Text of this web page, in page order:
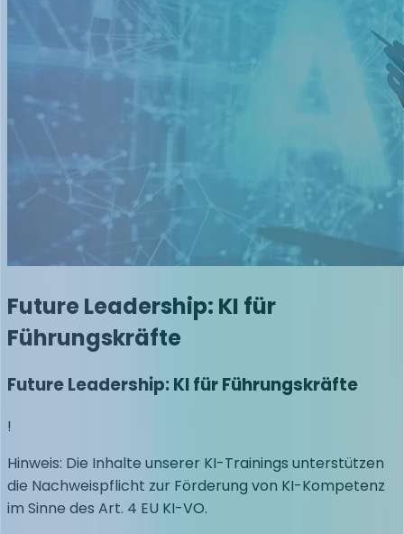
Future Leadership: KI für
Führungskräfte
Future Leadership: KI für Führungskräfte
!
Hinweis: Die Inhalte unserer KI-Trainings unterstützen
die Nachweispflicht zur Förderung von KI-Kompetenz
im Sinne des Art. 4 EU KI-VO.